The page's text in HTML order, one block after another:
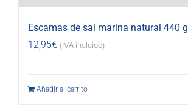
Escamas de sal marina natural 440 g
12,95€ (IVA incluido)
Añadir al carrito